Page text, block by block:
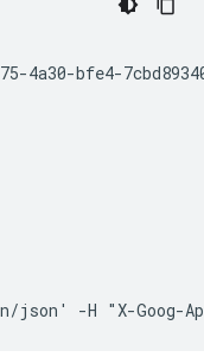
4a30-bfe4-
json' -H "X-Goog-